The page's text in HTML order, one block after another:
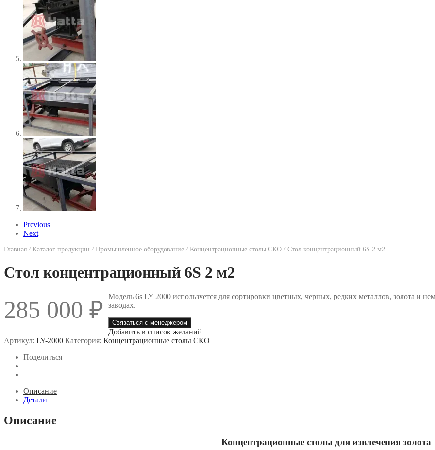
Previous
Next
Главная / Каталог продукции / Промышленное оборудование / Концентрационные столы СКО /Стол концентрационный 6S 2 м2
Стол концентрационный 6S 2 м2
285 000 ₽
Модель 6s LY 2000 используется для сортировки цветных, черных, редких металлов, золота и
заводах.
Связаться с менеджером
Добавить в список желаний
Артикул: LY-2000 Категория: Концентрационные столы СКО
Поделиться
Описание
Детали
Описание
Концентрационные столы для извлечения золота